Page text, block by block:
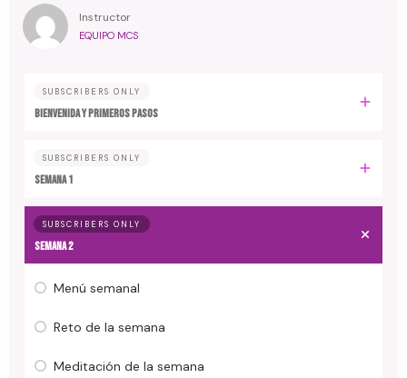
Instructor
EQUIPO MCS
SUBSCRIBERS ONLY
Bienvenida y primeros pasos
SUBSCRIBERS ONLY
Semana 1
SUBSCRIBERS ONLY
Semana 2
Menú semanal
Reto de la semana
Meditación de la semana